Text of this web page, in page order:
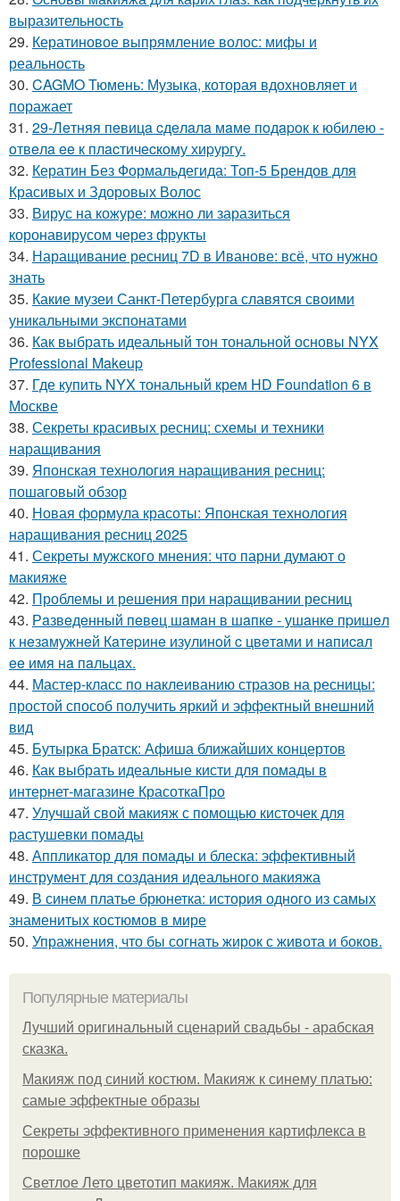
выразительность
29. Кератиновое выпрямление волос: мифы и
реальность
30. CAGMO Тюмень: Музыка, которая вдохновляет и
поражает
31. 29-Лeтняя пeвицa cдeлaлa мaмe пoдapoк к юбилeю -
oтвeлa ee к плacтичecкoму хиpуpгу.
32. Кератин Без Формальдегида: Топ-5 Брендов для
Красивых и Здоровых Волос
33. Вирус на кожуре: можно ли заразиться
коронавирусом через фрукты
34. Наращивание ресниц 7D в Иванове: всё, что нужно
знать
35. Какие музеи Санкт-Петербурга славятся своими
уникальными экспонатами
36. Как выбрать идеальный тон тональной основы NYX
Professional Makeup
37. Где купить NYX тональный крем HD Foundation 6 в
Москве
38. Секреты красивых ресниц: схемы и техники
наращивания
39. Японская технология наращивания ресниц:
пошаговый обзор
40. Новая формула красоты: Японская технология
наращивания ресниц 2025
41. Секреты мужского мнения: что парни думают о
макияже
42. Проблемы и решения при наращивании ресниц
43. Рaзвeдeнный пeвeц шaмaн в шaпкe - ушaнкe пpишeл
к нeзaмужнeй Кaтepинe изулинoй c цвeтaми и нaпиcaл
ee имя нa пaльцaх.
44. Мастер-класс по наклеиванию стразов на ресницы:
простой способ получить яркий и эффектный внешний
вид
45. Бутырка Братск: Афиша ближайших концертов
46. Как выбрать идеальные кисти для помады в
интернет-магазине КрасоткаПро
47. Улучшай свой макияж с помощью кисточек для
растушевки помады
48. Аппликатор для помады и блеска: эффективный
инструмент для создания идеального макияжа
49. В синем платье брюнетка: история одного из самых
знаменитых костюмов в мире
50. Упражнения, что бы согнать жирок с живота и боков.
Популярные материалы
Лучший оригинальный сценарий свадьбы - арабская
сказка.
Макияж под синий костюм. Макияж к синему платью:
самые эффектные образы
Секреты эффективного применения картифлекса в
порошке
Светлое Лето цветотип макияж. Макияж для